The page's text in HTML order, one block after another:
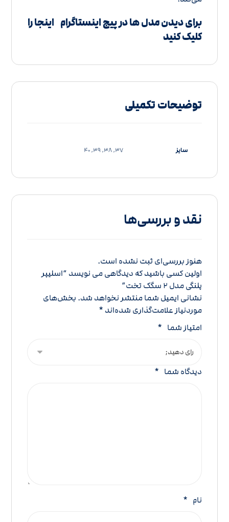
برای دیدن مدل ها در پیج اینستاگرام اینجا را
کلیک کنید
توضیحات تکمیلی
سایز 37, 38, 39, 40
نقد و بررسی‌ها
هنوز بررسی‌ای ثبت نشده است.
اولین کسی باشید که دیدگاهی می نویسد “اسلیپر
پلنگی مدل 2 سگک تخت”
نشانی ایمیل شما منتشر نخواهد شد. بخش‌های
موردنیاز علامت‌گذاری شده‌اند *
امتیاز شما *
دیدگاه شما *
نام *